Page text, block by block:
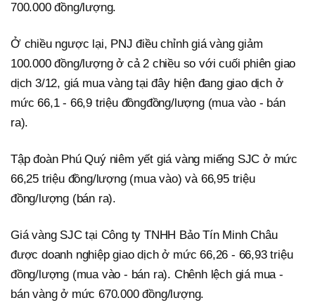
700.000 đồng/lượng.
Ở chiều ngược lại, PNJ điều chỉnh giá vàng giảm
100.000 đồng/lượng ở cả 2 chiều so với cuối phiên giao
dịch 3/12, giá mua vàng tại đây hiện đang giao dịch ở
mức 66,1 - 66,9 triệu đồngđồng/lượng (mua vào - bán
ra).
Tập đoàn Phú Quý niêm yết giá vàng miếng SJC ở mức
66,25 triệu đồng/lượng (mua vào) và 66,95 triệu
đồng/lượng (bán ra).
Giá vàng SJC tại Công ty TNHH Bảo Tín Minh Châu
được doanh nghiệp giao dịch ở mức 66,26 - 66,93 triệu
đồng/lượng (mua vào - bán ra). Chênh lệch giá mua -
bán vàng ở mức 670.000 đồng/lượng.